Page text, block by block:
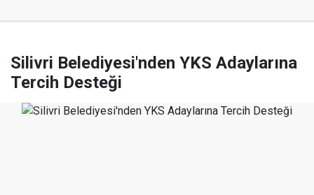
Silivri Belediyesi'nden YKS Adaylarına
Tercih Desteği